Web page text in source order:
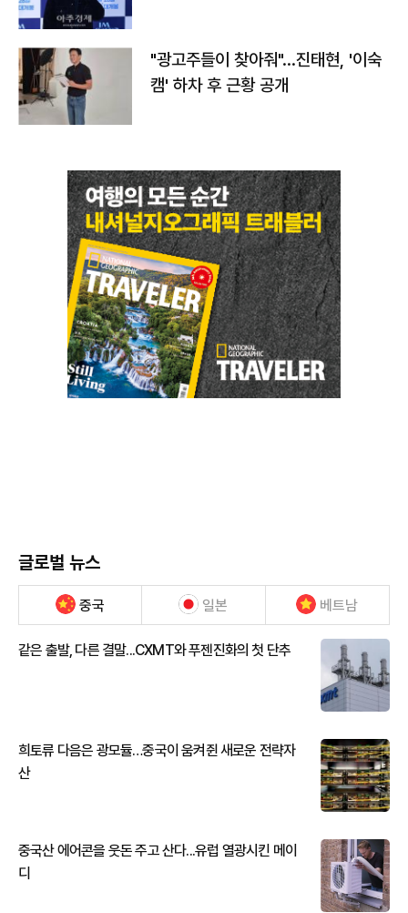
"광고주들이 찾아줘"…진태현, '이숙
캠' 하차 후 근황 공개
글로벌 뉴스
중국 일본 베트남
같은 출발, 다른 결말...CXMT와 푸젠진화의 첫 단추
희토류 다음은 광모듈…중국이 움켜쥔 새로운 전략자
산
중국산 에어콘을 웃돈 주고 산다...유럽 열광시킨 메이
디